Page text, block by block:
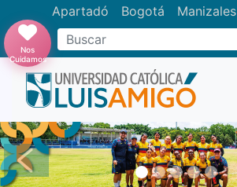
Apartadó Bogotá Manizales
Buscar
Nos
Cuidamos
Anterior